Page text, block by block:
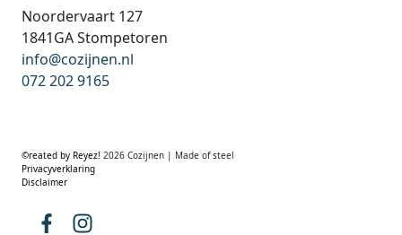
Noordervaart 127
1841GA Stompetoren
info@cozijnen.nl
072 202 9165
©reated by Reyez! 2026 Cozijnen | Made of steel
Privacyverklaring
Disclaimer